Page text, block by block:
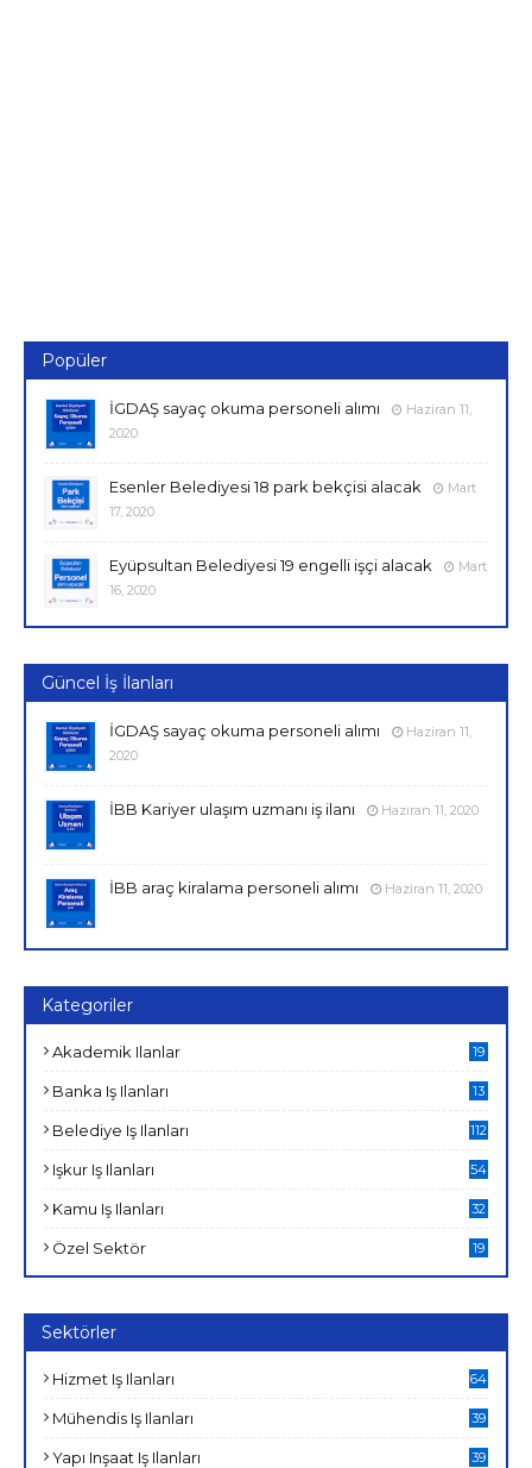
Popüler
İGDAŞ sayaç okuma personeli alımı
Haziran 11,
2020
Esenler Belediyesi 18 park bekçisi alacak
Mart
17, 2020
Eyüpsultan Belediyesi 19 engelli işçi alacak
Mart
16, 2020
Güncel İş İlanları
İGDAŞ sayaç okuma personeli alımı
Haziran 11,
2020
İBB Kariyer ulaşım uzmanı iş ilanı Haziran 11, 2020
İBB araç kiralama personeli alımı Haziran 11, 2020
Kategoriler
Akademik Ilanlar 19
Banka Iş Ilanları 13
Belediye Iş Ilanları 112
Işkur Iş Ilanları 54
Kamu Iş Ilanları 32
Özel Sektör 19
Sektörler
Hizmet Iş Ilanları 64
Mühendis Iş Ilanları 39
Yapı Inşaat Iş Ilanları 39